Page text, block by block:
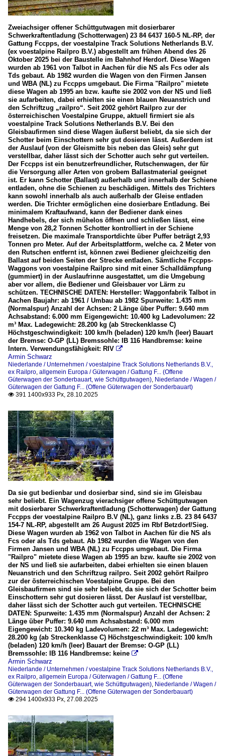
Zweiachsiger offener Schüttgutwagen mit dosierbarer
Schwerkraftentladung (Schotterwagen) 23 84 6437 160-5 NL-RP, der
Gattung Fccpps, der voestalpine Track Solutions Netherlands B.V.
(ex voestalpine Railpro B.V.) abgestellt am frühen Abend des 26
Oktober 2025 bei der Baustelle im Bahnhof Herdorf. Diese Wagen
wurden ab 1961 von Talbot in Aachen für die NS als Fcs oder als
Tds gebaut. Ab 1982 wurden die Wagen von den Firmen Jansen
und WBA (NL) zu Fccpps umgebaut. Die Firma "Railpro" mietete
diese Wagen ab 1995 an bzw. kaufte sie 2002 von der NS und ließ
sie aufarbeiten, dabei erhielten sie einen blauen Neuanstrich und
den Schriftzug „railpro“. Seit 2002 gehört Railpro zur der
österreichischen Voestalpine Gruppe, aktuell firmiert sie als
voestalpine Track Solutions Netherlands B.V. Bei den
Gleisbaufirmen sind diese Wagen äußerst beliebt, da sie sich der
Schotter beim Einschottern sehr gut dosieren lässt. Außerdem ist
der Auslauf (von der Gleismitte bis neben das Gleis) sehr gut
verstellbar, daher lässt sich der Schotter auch sehr gut verteilen.
Der Fccpps ist ein benutzerfreundlicher, Rutschenwagen, der für
die Versorgung aller Arten von grobem Ballastmaterial geeignet
ist. Er kann Schotter (Ballast) außerhalb und innerhalb der Schiene
entladen, ohne die Schienen zu beschädigen. Mittels des Trichters
kann sowohl innerhalb als auch außerhalb der Gleise entladen
werden. Die Trichter ermöglichen eine dosierbare Entladung. Bei
minimalem Kraftaufwand, kann der Bediener dank eines
Handhebels, der sich mühelos öffnen und schließen lässt, eine
Menge von 28,2 Tonnen Schotter kontrolliert in der Schiene
freisetzen. Die maximale Transportdichte über Puffer beträgt 2,93
Tonnen pro Meter. Auf der Arbeitsplattform, welche ca. 2 Meter von
den Rutschen entfernt ist, können zwei Bediener gleichzeitig den
Ballast auf beiden Seiten der Strecke entladen. Sämtliche Fccpps-
Waggons von voestalpine Railpro sind mit einer Schalldämpfung
(gummiert) in der Auslaufrinne ausgestattet, um die Umgebung
aber vor allem, die Bediener und Gleisbauer vor Lärm zu
schützen. TECHNISCHE DATEN: Hersteller: Waggonfabrik Talbot in
Aachen Baujahr: ab 1961 / Umbau ab 1982 Spurweite: 1.435 mm
(Normalspur) Anzahl der Achsen: 2 Länge über Puffer: 9.640 mm
Achsabstand: 6.000 mm Eigengewicht: 10.400 kg Ladevolumen: 22
m³ Max. Ladegewicht: 28.200 kg (ab Streckenklasse C)
Höchstgeschwindigkeit: 100 km/h (beladen) 120 km/h (leer) Bauart
der Bremse: O-GP (LL) Bremssohle: IB 116 Handbremse: keine
Intern. Verwendungsfähigkeit: RIV 
Armin Schwarz
Niederlande / Unternehmen / voestalpine Track Solutions Netherlands B.V.,
ex Railpro, allgemein Europa / Güterwagen / Gattung F... (Offene
Güterwagen der Sonderbauart, wie Schüttgutwagen), Niederlande / Wagen /
Güterwagen der Gattung F... (Offene Güterwagen der Sonderbauart)
 391 1400x933 Px, 28.10.2025
Da sie gut bedienbar und dosierbar sind, sind sie im Gleisbau
sehr beliebt. Ein Wagenzug vierachsiger offene Schüttgutwagen
mit dosierbarer Schwerkraftentladung (Schotterwagen) der Gattung
Fccpps der voestalpine Railpro B.V (NL), ganz links z.B. 23 84 6437
154-7 NL-RP, abgestellt am 26 August 2025 im Rbf Betzdorf/Sieg.
Diese Wagen wurden ab 1962 von Talbot in Aachen für die NS als
Fcs oder als Tds gebaut. Ab 1982 wurden die Wagen von den
Firmen Jansen und WBA (NL) zu Fccpps umgebaut. Die Firma
"Railpro" mietete diese Wagen ab 1995 an bzw. kaufte sie 2002 von
der NS und ließ sie aufarbeiten, dabei erhielten sie einen blauen
Neuanstrich und den Schriftzug railpro. Seit 2002 gehört Railpro
zur der österreichischen Voestalpine Gruppe. Bei den
Gleisbaufirmen sind sie sehr beliebt, da sie sich der Schotter beim
Einschottern sehr gut dosieren lässt. Der Auslauf ist verstellbar,
daher lässt sich der Schotter auch gut verteilen. TECHNISCHE
DATEN: Spurweite: 1.435 mm (Normalspur) Anzahl der Achsen: 2
Länge über Puffer: 9.640 mm Achsabstand: 6.000 mm
Eigengewicht: 10.340 kg Ladevolumen: 22 m³ Max. Ladegewicht:
28.200 kg (ab Streckenklasse C) Höchstgeschwindigkeit: 100 km/h
(beladen) 120 km/h (leer) Bauart der Bremse: O-GP (LL)
Bremssohle: IB 116 Handbremse: keine 
Armin Schwarz
Niederlande / Unternehmen / voestalpine Track Solutions Netherlands B.V.,
ex Railpro, allgemein Europa / Güterwagen / Gattung F... (Offene
Güterwagen der Sonderbauart, wie Schüttgutwagen), Niederlande / Wagen /
Güterwagen der Gattung F... (Offene Güterwagen der Sonderbauart)
 294 1400x933 Px, 27.08.2025